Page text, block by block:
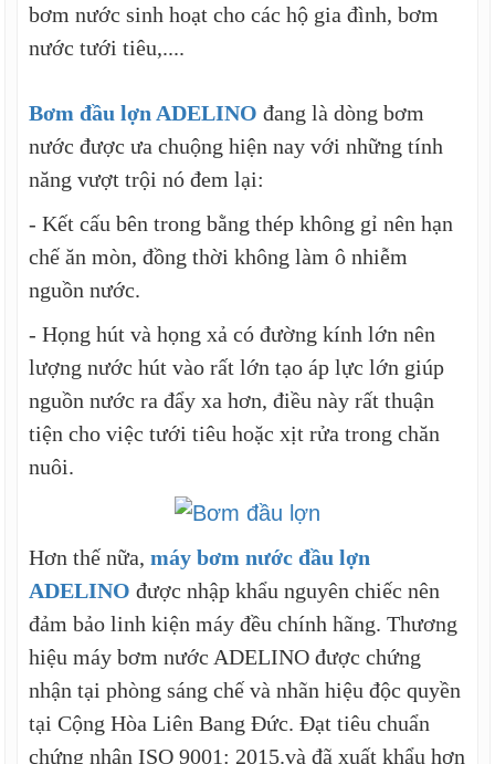
bơm nước sinh hoạt cho các hộ gia đình, bơm
nước tưới tiêu,....
Bơm đầu lợn ADELINO đang là dòng bơm
nước được ưa chuộng hiện nay với những tính
năng vượt trội nó đem lại:
- Kết cấu bên trong bằng thép không gỉ nên hạn
chế ăn mòn, đồng thời không làm ô nhiễm
nguồn nước.
- Họng hút và họng xả có đường kính lớn nên
lượng nước hút vào rất lớn tạo áp lực lớn giúp
nguồn nước ra đẩy xa hơn, điều này rất thuận
tiện cho việc tưới tiêu hoặc xịt rửa trong chăn
nuôi.
Hơn thế nữa,máy bơm nước đầu lợn
ADELINOđược nhập khẩu nguyên chiếc nên
đảm bảo linh kiện máy đều chính hãng. Thương
hiệu máy bơm nước ADELINO được chứng
nhận tại phòng sáng chế và nhãn hiệu độc quyền
tại Cộng Hòa Liên Bang Đức. Đạt tiêu chuẩn
chứng nhận ISO 9001: 2015.và đã xuất khẩu hơn